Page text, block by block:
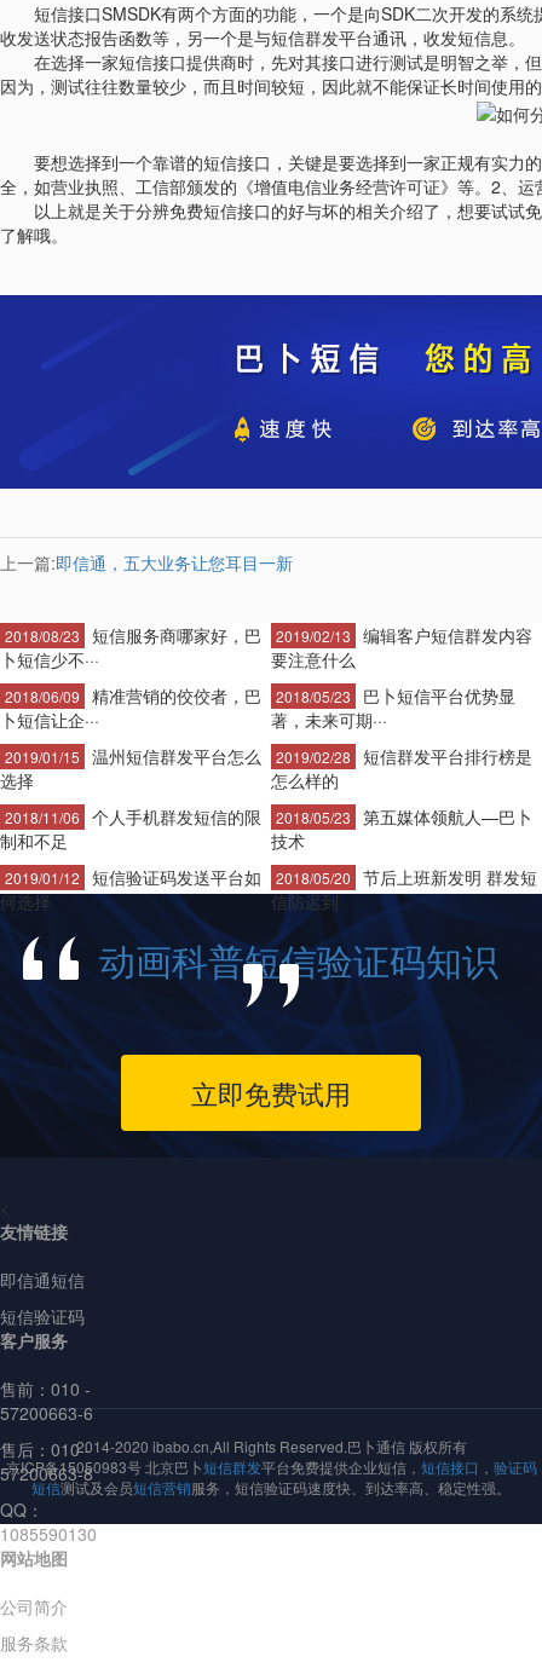
短信接口SMSDK有两个方面的功能，一个是向SDK二次开发的系统
收发送状态报告函数等，另一个是与短信群发平台通讯，收发短信息。
在选择一家短信接口提供商时，先对其接口进行测试是明智之举，
因为，测试往往数量较少，而且时间较短，因此就不能保证长时间使用
要想选择到一个靠谱的短信接口，关键是要选择到一家正规有实力
全，如营业执照、工信部颁发的《增值电信业务经营许可证》等。2、
以上就是关于分辨免费短信接口的好与坏的相关介绍了，想要试试
了解哦。
上一篇:即信通，五大业务让您耳目一新
2018/08/23
短信服务商哪家好，巴
卜短信少不···
2018/06/09
精准营销的佼佼者，巴
卜短信让企···
2019/01/15
温州短信群发平台怎么
选择
2018/11/06
个人手机群发短信的限
制和不足
2019/01/12
短信验证码发送平台如
何选择
2019/02/13
编辑客户短信群发内容
要注意什么
2018/05/23
巴卜短信平台优势显
著，未来可期···
2019/02/28
短信群发平台排行榜是
怎么样的
2018/05/23
第五媒体领航人—巴卜
技术
2018/05/20
节后上班新发明 群发短
信防迟到
动画科普短信验证码知识
立即免费试用
<
友情链接
即信通短信
短信验证码
客户服务
售前： 010 -
57200663-6
售后：010 -
57200663-8
QQ：
1085590130
网站地图
公司简介
服务条款
2014-2020 ibabo.cn,All Rights Reserved.巴卜通信 版权所有
京ICP备15050983号 北京巴卜短信群发平台免费提供企业短信， 短信接口 ， 验证码
短信测试及会员短信营销服务，短信验证码速度快、到达率高、稳定性强。